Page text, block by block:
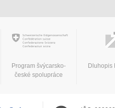
Program švýcarsko-
české spolupráce
Dluhopis